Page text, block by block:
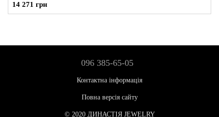
14 271 грн
096 385-65-05
Контактна інформація
Повна версія сайту
© 2020 ДИНАСТІЯ JEWELRY